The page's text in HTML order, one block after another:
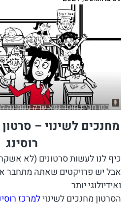
מחנכים לשינוי – סרטון
רוסינג
כיף לנו לעשות סרטונים (לא
אבל יש פרויקטים שאתה מתחבר
ואידיולוגי יותר
הסרטון מחנכים לשינוילמרכז